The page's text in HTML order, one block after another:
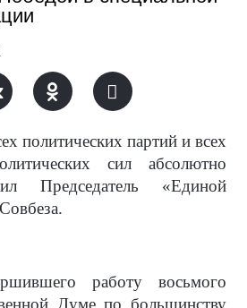
политических партий и всех
сил абсолютно
Председатель «Единой
работу восьмого
Думе по большинству